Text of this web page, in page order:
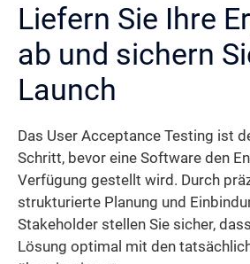
Liefern Sie Ihre
ab und sichern
Launch
Das User Acceptance Testing ist
Schritt, bevor eine Software den
Verfügung gestellt wird. Durch
strukturierte Planung und
Stakeholder stellen Sie sicher,
Lösung optimal mit den